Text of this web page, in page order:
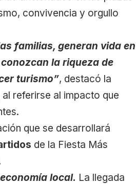
convivencia y orgullo
familias, generan vida en
la riqueza de
turismo”, destacó la
al referirse al impacto que
que se desarrollará
de la Fiesta Más
local. La llegada